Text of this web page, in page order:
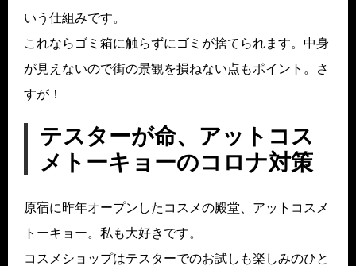
いう仕組みです。
これならゴミ箱に触らずにゴミが捨てられます。中身
が見えないので街の景観を損ねない点もポイント。さ
すが！
テスターが命、アットコス
メトーキョーのコロナ対策
原宿に昨年オープンしたコスメの殿堂、アットコスメ
トーキョー。私も大好きです。
コスメショップはテスターでのお試しも楽しみのひと